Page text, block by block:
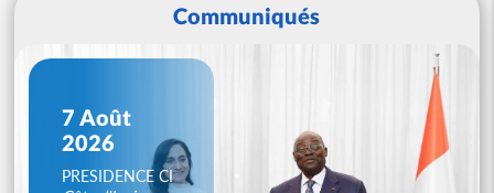
Communiqués
7 Août
2026
PRESIDENCE CI